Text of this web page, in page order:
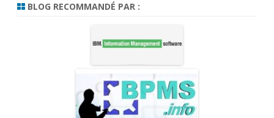
BLOG RECOMMANDÉ PAR :